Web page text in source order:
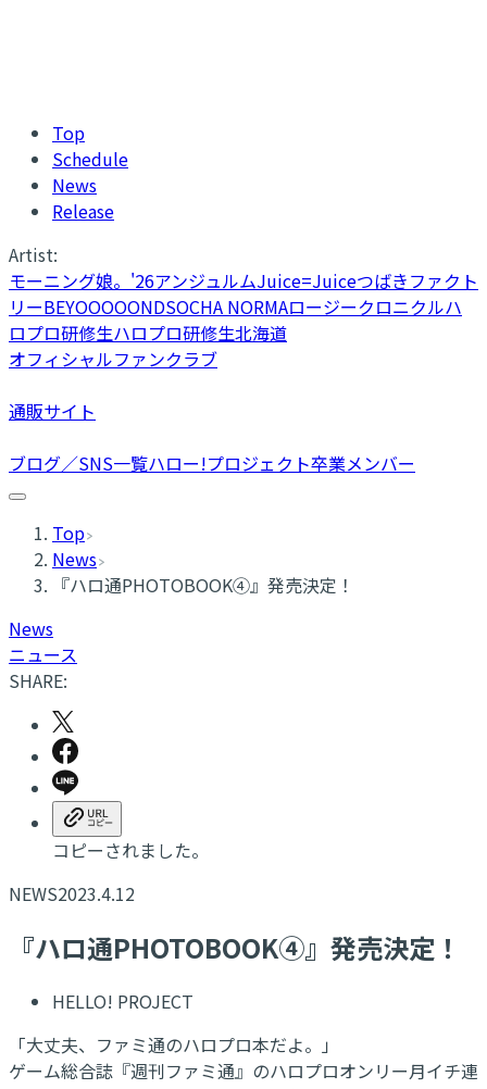
Top
Schedule
News
Release
Artist:
モーニング娘。'26アンジュルムJuice=Juiceつばきファクト
リーBEYOOOOONDSOCHA NORMAロージークロニクルハ
ロプロ研修生ハロプロ研修生北海道
オフィシャルファンクラブ
通販サイト
ブログ／SNS一覧ハロー!プロジェクト卒業メンバー
Top
News
『ハロ通PHOTOBOOK④』発売決定！
News
ニュース
SHARE:
コピーされました。
NEWS2023.4.12
『ハロ通PHOTOBOOK④』発売決定！
HELLO! PROJECT
「大丈夫、ファミ通のハロプロ本だよ。」
ゲーム総合誌『週刊ファミ通』のハロプロオンリー月イチ連